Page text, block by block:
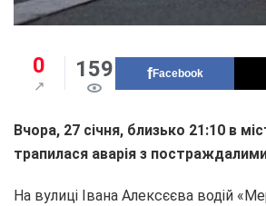
0 159 Facebook
Вчора, 27 січня, близько 21:10 в
трапилася аварія з
На вулиці Івана Алексєєва водій